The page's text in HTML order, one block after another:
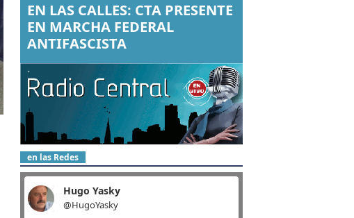
EN LAS CALLES: CTA PRESENTE
EN MARCHA FEDERAL
ANTIFASCISTA
en las Redes
Hugo Yasky
@HugoYasky